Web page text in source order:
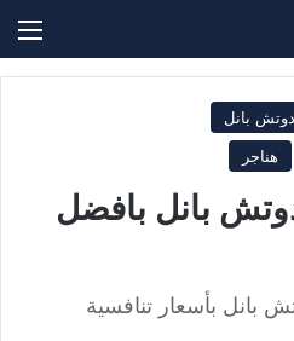
بحث
بانل
هناجر
بانل بافضل
بانل بأسعار تنافسية